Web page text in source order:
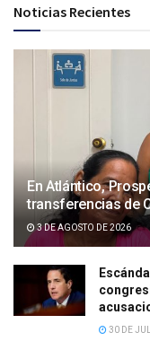
Noticias Recientes
En Atlántico,
transferencias de
3 DE AGOSTO DE 2026
30 DE